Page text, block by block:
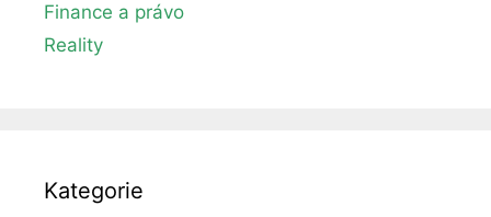
Finance a právo
Reality
Kategorie